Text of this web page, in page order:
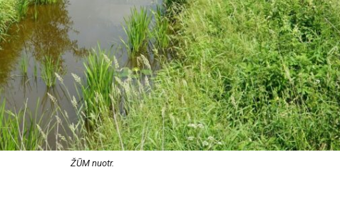
ŽŪM nuotr.